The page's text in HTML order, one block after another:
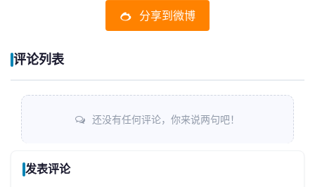
分享到微博
评论列表
还没有任何评论，你来说两句吧！
发表评论